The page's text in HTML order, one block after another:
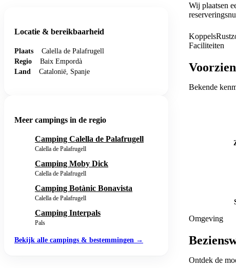
Locatie & bereikbaarheid
Plaats
Calella de Palafrugell
Regio
Baix Empordà
Land
Catalonië, Spanje
Meer campings in de regio
Camping Calella de Palafrugell
Calella de Palafrugell
Camping Moby Dick
Calella de Palafrugell
Camping Botànic Bonavista
Calella de Palafrugell
Camping Interpals
Pals
Bekijk alle campings & bestemmingen →
Wij plaatsen
Koppels
Faciliteiten
Bekende
Omgeving
Ontdek de
📍Baix
Palamós